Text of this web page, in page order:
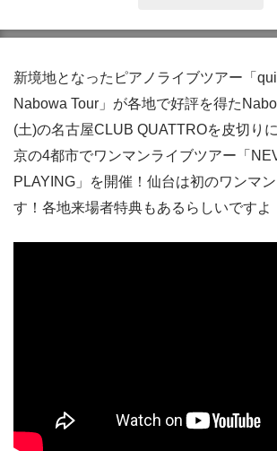
新境地となったピアノライブツアー「
Nabowa Tour」が各地で好評を得た
(土)の名古屋CLUB QUATTROを皮切り
京の4都市でワンマンライブツアー「
PLAYING」を開催！仙台は初のワンマ
す！各地来場者特典もあるらしいですよ